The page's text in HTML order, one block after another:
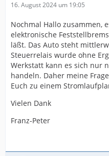
16. August 2024 um 19:05
Nochmal Hallo zusammen,
elektronische
läßt. Das Auto steht
Steuerrelais wurde ohne
Werkstatt kann es sich nur
handeln. Daher meine
Euch zu einem
Vielen Dank
Franz-Peter